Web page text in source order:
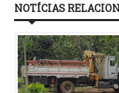
NOTÍCIAS